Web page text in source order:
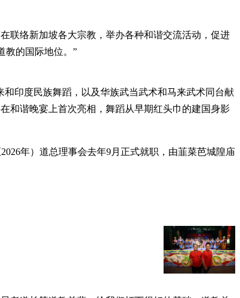
联络新加坡各大宗教，举办各种和谐交流活动，促进
教的国际地位。”
印度民族舞蹈，以及华族武当武术和马来武术同台献
和谐晚宴上首次亮相，舞蹈从早期红头巾的建国身影
年）道总理事会去年9月正式就职，由韮菜芭城隍庙